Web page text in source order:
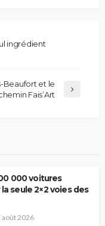
ingrédient
Beaufort et le
Fais’Art
000 voitures
seule 2×2 voies des
août 2026